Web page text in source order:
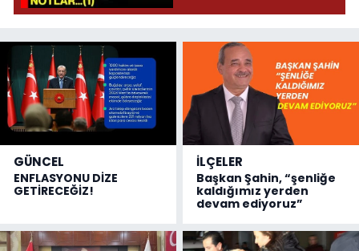
GÜNCEL
ENFLASYONU DİZE
GETİRECEĞİZ!
İLÇELER
Başkan Şahin, “şenliğe
kaldığımız yerden
devam ediyoruz”